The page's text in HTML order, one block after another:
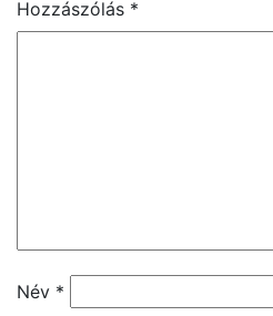
Hozzászólás *
Név *